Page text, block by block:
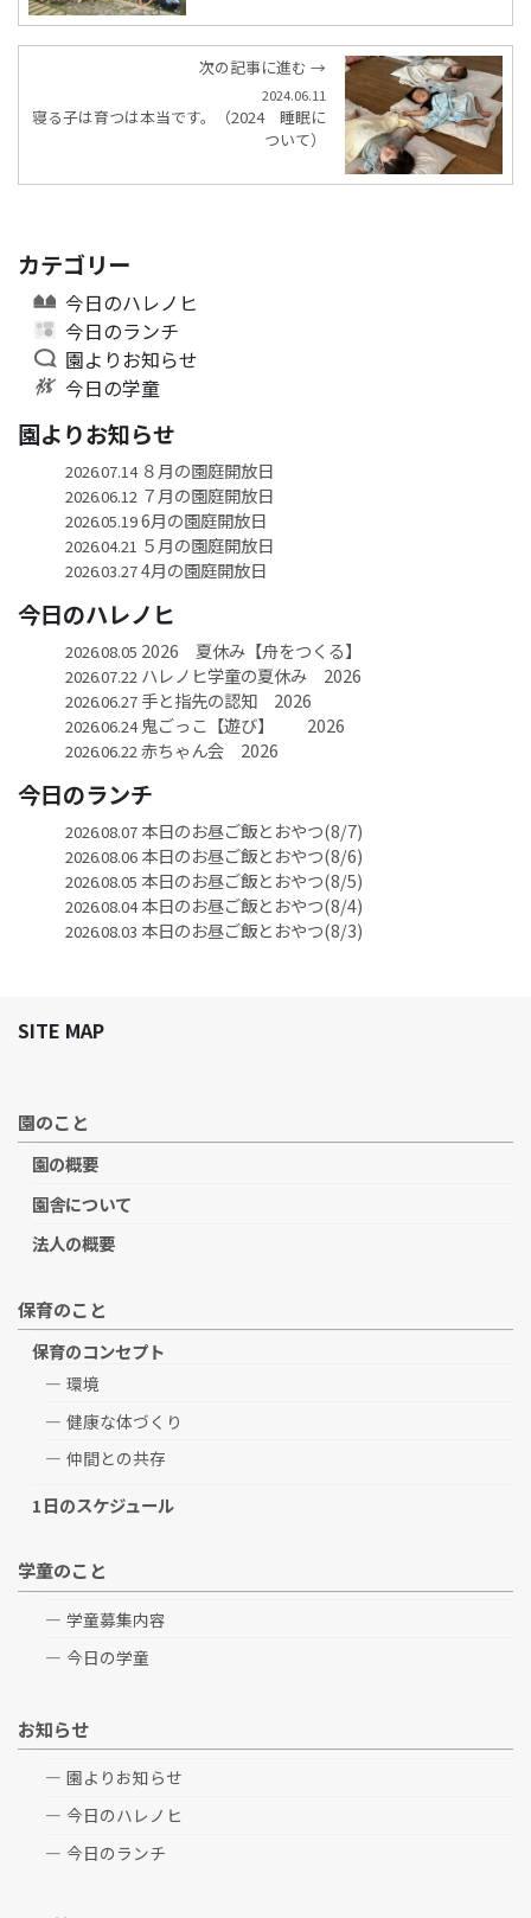
次の記事に進む →
2024.06.11
寝る子は育つは本当です。（2024 睡眠に
ついて）
カテゴリー
今日のハレノヒ
今日のランチ
園よりお知らせ
今日の学童
園よりお知らせ
2026.07.14８月の園庭開放日
2026.06.12７月の園庭開放日
2026.05.196月の園庭開放日
2026.04.21 ５月の園庭開放日
2026.03.274月の園庭開放日
今日のハレノヒ
2026.08.05 2026 夏休み【舟をつくる】
2026.07.22ハレノヒ学童の夏休み 2026
2026.06.27手と指先の認知 2026
2026.06.24鬼ごっこ【遊び】 2026
2026.06.22赤ちゃん会 2026
今日のランチ
2026.08.07本日のお昼ご飯とおやつ(8/7)
2026.08.06本日のお昼ご飯とおやつ(8/6)
2026.08.05 本日のお昼ご飯とおやつ(8/5)
2026.08.04本日のお昼ご飯とおやつ(8/4)
2026.08.03 本日のお昼ご飯とおやつ(8/3)
SITE MAP
園のこと
園の概要
園舎について
法人の概要
保育のこと
保育のコンセプト
環境
健康な体づくり
仲間との共存
1日のスケジュール
学童のこと
学童募集内容
今日の学童
お知らせ
園よりお知らせ
今日のハレノヒ
今日のランチ